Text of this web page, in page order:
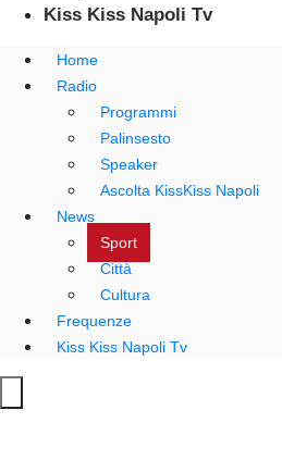
Kiss Kiss Napoli Tv
Home
Radio
Programmi
Palinsesto
Speaker
Ascolta KissKiss Napoli
News
Sport
Città
Cultura
Frequenze
Kiss Kiss Napoli Tv